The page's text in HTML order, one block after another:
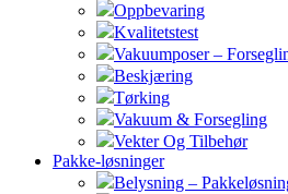
Oppbevaring
Kvalitetstest
Vakuumposer –
Beskjæring
Tørking
Vakuum & Forsegling
Vekter Og Tilbehør
Pakke-løsninger
Belysning –